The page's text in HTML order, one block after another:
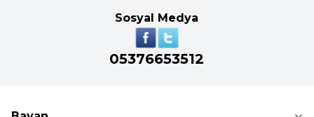
Sosyal Medya
05376653512